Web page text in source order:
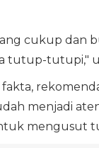
cukup dan
tutup-tutupi,"
menjadi
mengusut